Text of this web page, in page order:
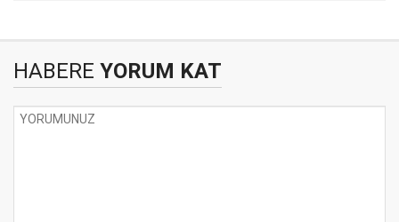
HABERE YORUM KAT